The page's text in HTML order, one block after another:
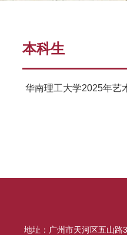
本科生
华南理工大学2025年艺
地址：广州市天河区五山